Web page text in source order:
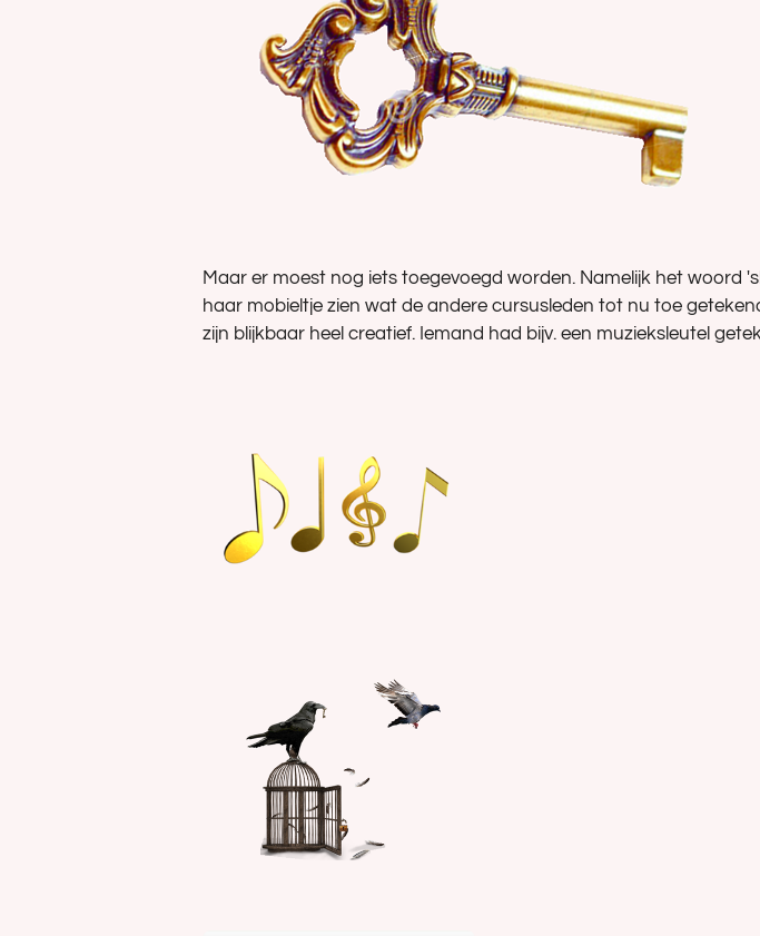
Maar er moest nog iets toegevoegd worden. Namelijk het woord
haar mobieltje zien wat de andere cursusleden tot nu toe
zijn blijkbaar heel creatief. Iemand had bijv. een muzieksleutel